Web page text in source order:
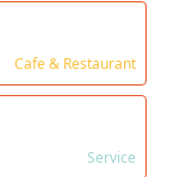
Cafe & Restaurant
Service